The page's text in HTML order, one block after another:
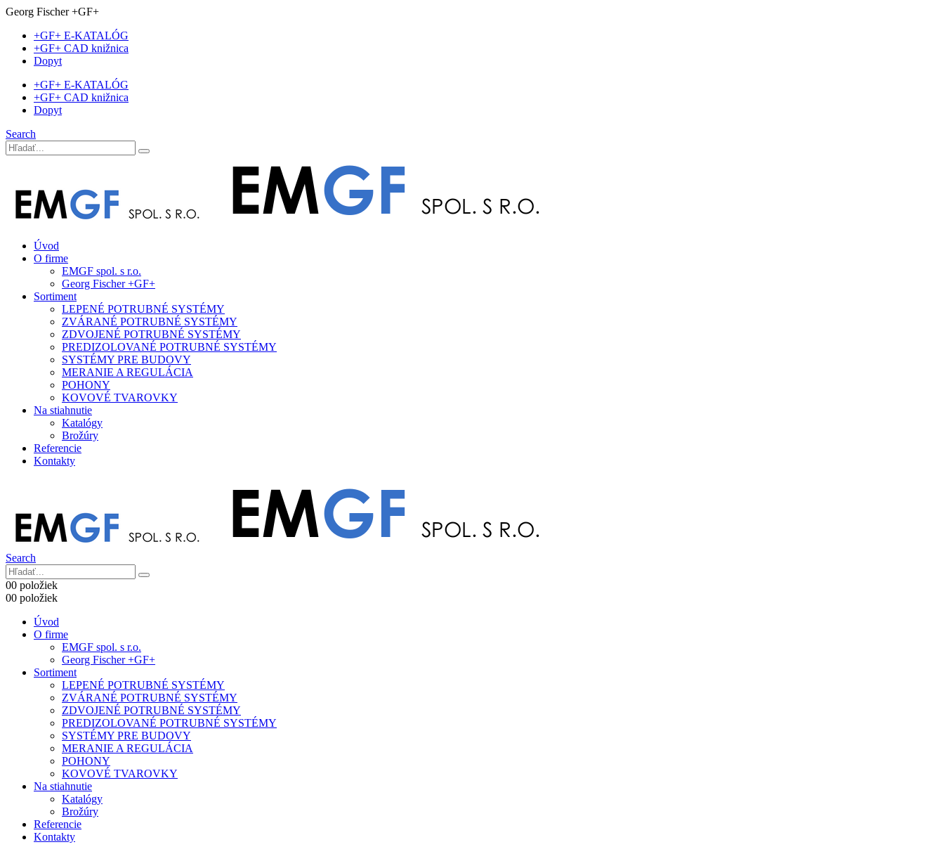
Georg Fischer +GF+
+GF+ E-KATALÓG
+GF+ CAD knižnica
Dopyt
+GF+ E-KATALÓG
+GF+ CAD knižnica
Dopyt
Search
Úvod
O firme
EMGF spol. s r.o.
Georg Fischer +GF+
Sortiment
LEPENÉ POTRUBNÉ SYSTÉMY
ZVÁRANÉ POTRUBNÉ SYSTÉMY
ZDVOJENÉ POTRUBNÉ SYSTÉMY
PREDIZOLOVANÉ POTRUBNÉ SYSTÉMY
SYSTÉMY PRE BUDOVY
MERANIE A REGULÁCIA
POHONY
KOVOVÉ TVAROVKY
Na stiahnutie
Katalógy
Brožúry
Referencie
Kontakty
Search
00 položiek
00 položiek
Úvod
O firme
EMGF spol. s r.o.
Georg Fischer +GF+
Sortiment
LEPENÉ POTRUBNÉ SYSTÉMY
ZVÁRANÉ POTRUBNÉ SYSTÉMY
ZDVOJENÉ POTRUBNÉ SYSTÉMY
PREDIZOLOVANÉ POTRUBNÉ SYSTÉMY
SYSTÉMY PRE BUDOVY
MERANIE A REGULÁCIA
POHONY
KOVOVÉ TVAROVKY
Na stiahnutie
Katalógy
Brožúry
Referencie
Kontakty